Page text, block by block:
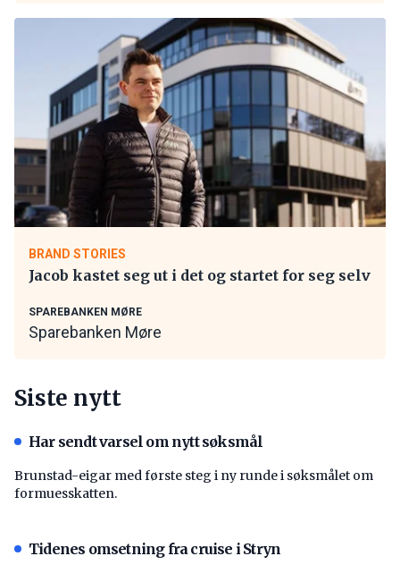
BRAND STORIES
Jacob kastet seg ut i det og startet for seg selv
SPAREBANKEN MØRE
Sparebanken Møre
Siste nytt
Har sendt varsel om nytt søksmål
Brunstad-eigar med første steg i ny runde i søksmålet om
formuesskatten.
Tidenes omsetning fra cruise i Stryn